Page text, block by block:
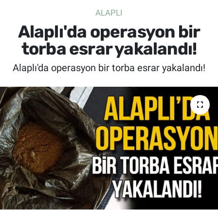
ALAPLI
Alaplı'da operasyon bir
torba esrar yakalandı!
Alaplı'da operasyon bir torba esrar yakalandı!
SPOR
SAĞLIK